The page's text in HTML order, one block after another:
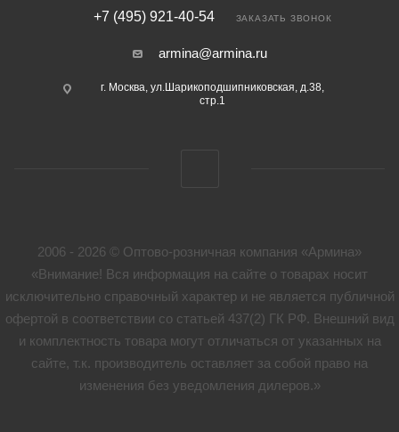
+7 (495) 921-40-54 ЗАКАЗАТЬ ЗВОНОК
armina@armina.ru
г. Москва, ул.Шарикоподшипниковская, д.38,
стр.1
2006 - 2026 © Оптово-розничная компания «Армина»
«Внимание! Вся информация на сайте о товарах носит
исключительно справочный характер и не является публичной
офертой в соответствии со статьей 437(2) ГК РФ. Внешний вид
и комплектность товара могут отличаться от указанных на
сайте, т.к. производитель оставляет за собой право на
изменения без уведомления дилеров.»